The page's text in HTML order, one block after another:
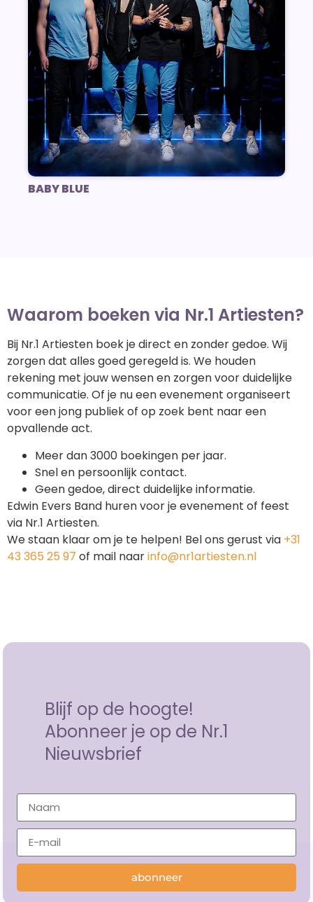
BABY BLUE
Waarom boeken via Nr.1 Artiesten?
Bij Nr.1 Artiesten boek je direct en zonder gedoe. Wij
zorgen dat alles goed geregeld is. We houden
rekening met jouw wensen en zorgen voor duidelijke
communicatie. Of je nu een evenement organiseert
voor een jong publiek of op zoek bent naar een
opvallende act.
Meer dan 3000 boekingen per jaar.
Snel en persoonlijk contact.
Geen gedoe, direct duidelijke informatie.
Edwin Evers Band huren voor je evenement of feest
via Nr.1 Artiesten.
We staan klaar om je te helpen! Bel ons gerust via +31
43 365 25 97 of mail naarinfo@nr1artiesten.nl
Blijf op de hoogte!
Abonneer je op de Nr.1
Nieuwsbrief
abonneer